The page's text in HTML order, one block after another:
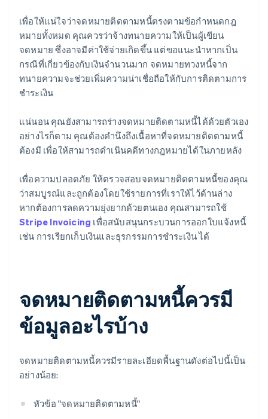
เพื่อให้แน่ใจว่าจดหมายติดตามหนี้ตรงตามข้อกําหนดกฎ
หมายทั้งหมด คุณควรว่าจ้างทนายความให้เป็นผู้เขียน
จดหมาย ซึ่งอาจมีค่าใช้จ่ายเกิดขึ้น แต่ขอแนะนำหากเป็น
กรณีที่เกี่ยวข้องกับเงินจำนวนมาก จดหมายทวงหนี้จาก
ทนายความจะช่วยเพิ่มความน่าเชื่อถือให้กับการติดตามการ
ชำระเงิน
แน่นอน คุณยังสามารถร่างจดหมายติดตามหนี้ได้ด้วยตัวเอง
อย่างไรก็ตาม คุณต้องคำนึงถึงเนื้อหาที่จดหมายติดตามหนี้
ต้องมี เพื่อให้สามารถดำเนินคดีทางกฎหมายได้ในภายหลัง
เพื่อความปลอดภัย ให้ตรวจสอบจดหมายติดตามหนี้ของคุณ
ว่าสมบูรณ์และถูกต้องโดยใช้รายการที่เราให้ไว้ด้านล่าง
หากต้องการลดความยุ่งยากด้วยตนเอง คุณสามารถใช้
Stripe Invoicing เพื่อสนับสนุนกระบวนการออกใบแจ้งหนี้
เช่น การเรียกเก็บเงินและธุรกรรมการชำระเงิน ได้
จดหมายติดตามหนี้ควรมี
ข้อมูลอะไรบ้าง
จดหมายติดตามหนี้ควรมีรายละเอียดพื้นฐานดังต่อไปนี้เป็น
อย่างน้อย:
หัวข้อ "จดหมายติดตามหนี้"